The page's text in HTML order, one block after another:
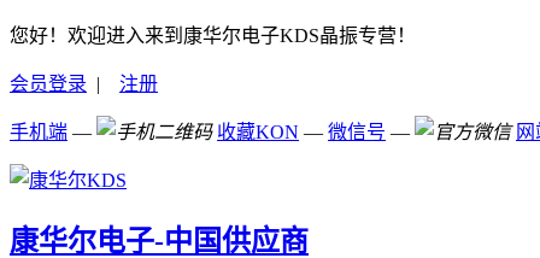
您好！欢迎进入来到康华尔电子KDS晶振专营！
会员登录 | 注册
手机端 — 收藏KON — 微信号 —
康华尔电子-中国供应商